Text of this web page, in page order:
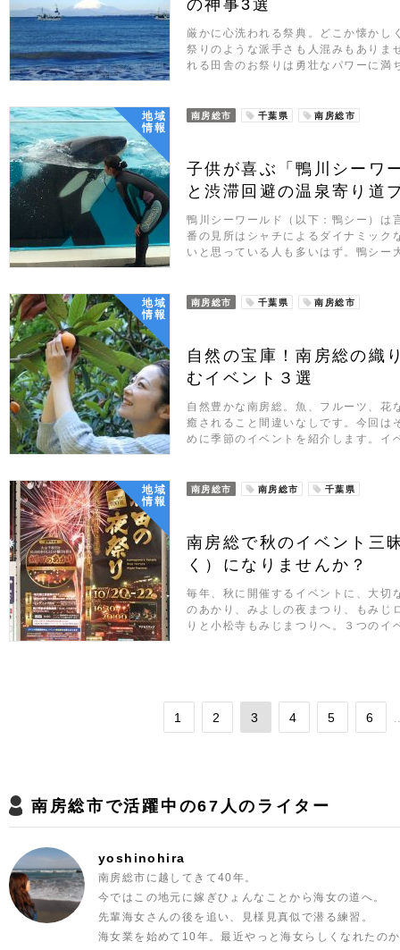
の神事3選
厳かに心洗われる祭典。どこか懐かし
祭りのような派手さも人混みもありま
れる田舎のお祭りは勇壮なパワーに
地域
情報
南房総市 千葉県 南房総市
子供が喜ぶ「鴨川シーワ
と渋滞回避の温泉寄り道
鴨川シーワールド（以下：鴨シー）は
番の見所はシャチによるダイナミック
いと思っている人も多いはず。鴨シ
地域
情報
南房総市 千葉県 南房総市
自然の宝庫！南房総の織
むイベント３選
自然豊かな南房総。魚、フルーツ、花
癒されること間違いなしです。今回は
めに季節のイベントを紹介します。
地域
情報
南房総市 南房総市 千葉県
南房総で秋のイベント三
く）になりませんか？
毎年、秋に開催するイベントに、大切
のあかり、みよしの夜まつり、もみじ
りと小松寺もみじまつりへ。３つの
1 2 3 4 5 6
南房総市で活躍中の67人のライター
yoshinohira
南房総市に越してきて40年。
今ではこの地元に嫁ぎひょんなことから海女の道へ。
先輩海女さんの後を追い、見様見真似で潜る練習。
海女業を始めて10年。最近やっと海女らしくなれたの